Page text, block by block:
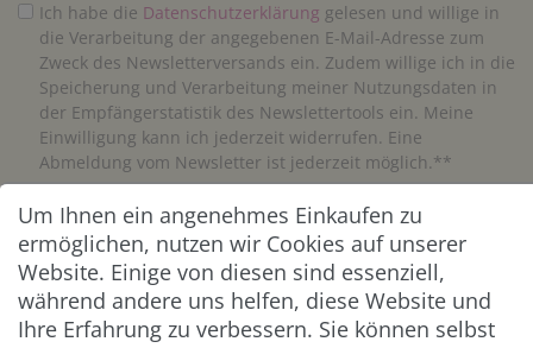
Ich habe die Daten­schutz­erklärung gelesen und willige in
die Verarbeitung der angegebenen E-Mail-Adresse zum
Zweck des Newsletterversands ein. Zudem willige ich in die
Speicherung und Verarbeitung meiner Nutzungsdaten in
der Empfängerstatistik des Newslettertools ein. Meine
Einwilligung kann ich jederzeit widerrufen. Eine
Abmeldung vom Newsletter ist jederzeit möglich.**
Abonnieren
** Hierbei handelt es sich um ein Pflichtfeld.
Um Ihnen ein angenehmes Einkaufen zu
ermöglichen, nutzen wir Cookies auf unserer
Website. Einige von diesen sind essenziell,
während andere uns helfen, diese Website und
Ihre Erfahrung zu verbessern. Sie können selbst